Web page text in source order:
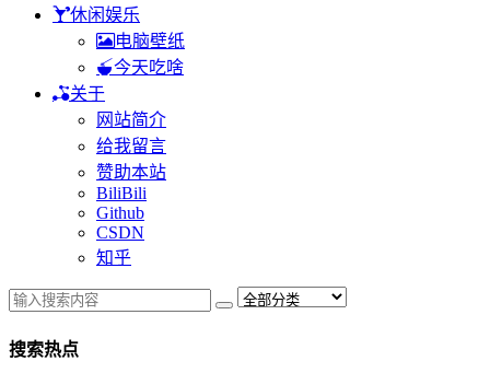
休闲娱乐
电脑壁纸
今天吃啥
关于
网站简介
给我留言
赞助本站
BiliBili
Github
CSDN
知乎
搜索热点